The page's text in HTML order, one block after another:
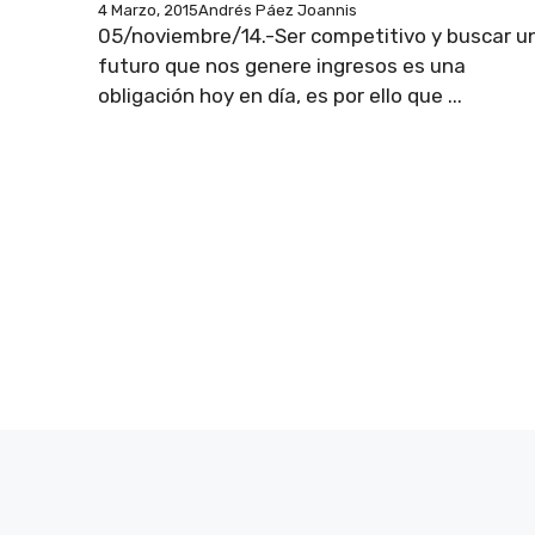
4 Marzo, 2015Andrés Páez Joannis
05/noviembre/14.-Ser competitivo y buscar
futuro que nos genere ingresos es una
obligación hoy en día, es por ello que ...